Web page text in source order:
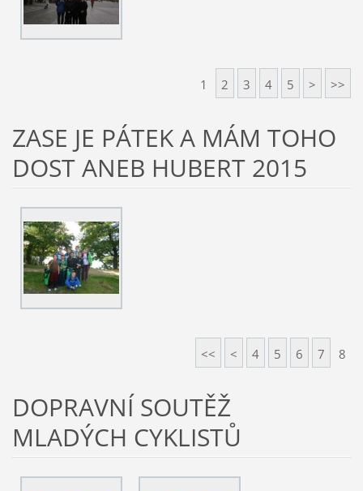
1 2 3 4 5 > >>
ZASE JE PÁTEK A MÁM TOHO
DOST ANEB HUBERT 2015
<< < 4 5 6 7 8
DOPRAVNÍ SOUTĚŽ
MLADÝCH CYKLISTŮ